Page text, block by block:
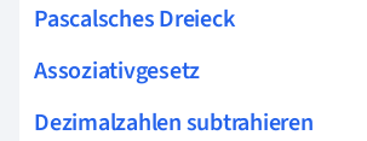
Pascalsches Dreieck
Assoziativgesetz
Dezimalzahlen subtrahieren